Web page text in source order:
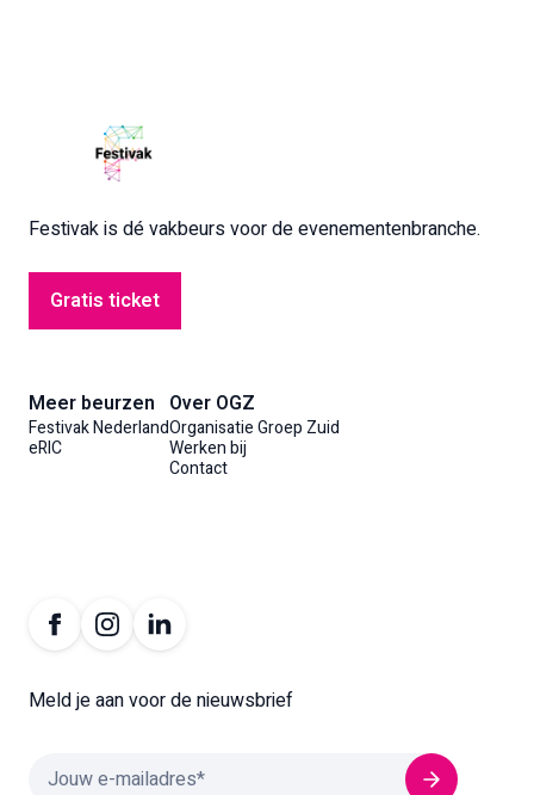
Festivak is dé vakbeurs voor de evenementenbranche.
Gratis ticket
Meer beurzen
Festivak Nederland
eRIC
Over OGZ
Organisatie Groep Zuid
Werken bij
Contact
Meld je aan voor de nieuwsbrief